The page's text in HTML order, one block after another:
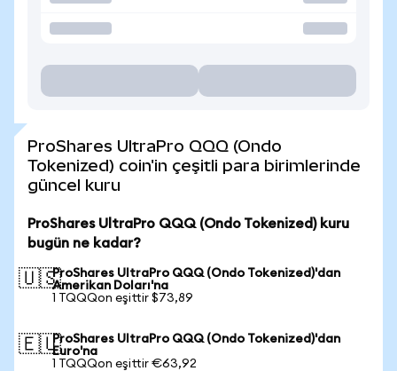
ProShares UltraPro QQQ (Ondo
Tokenized) coin'in çeşitli para birimlerinde
güncel kuru
ProShares UltraPro QQQ (Ondo Tokenized) kuru
bugün ne kadar?
🇺🇸ProShares UltraPro QQQ (Ondo Tokenized)'dan
Amerikan Doları'na
1 TQQQon eşittir $73,89
🇪🇺ProShares UltraPro QQQ (Ondo Tokenized)'dan
Euro'na
1 TQQQon eşittir €63,92